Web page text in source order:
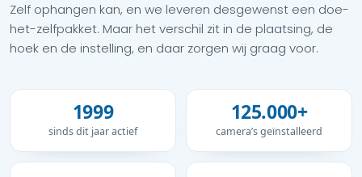
Zelf ophangen kan, en we leveren desgewenst een doe-
het-zelfpakket. Maar het verschil zit in de plaatsing, de
hoek en de instelling, en daar zorgen wij graag voor.
1999
sinds dit jaar actief
125.000+
camera’s geïnstalleerd